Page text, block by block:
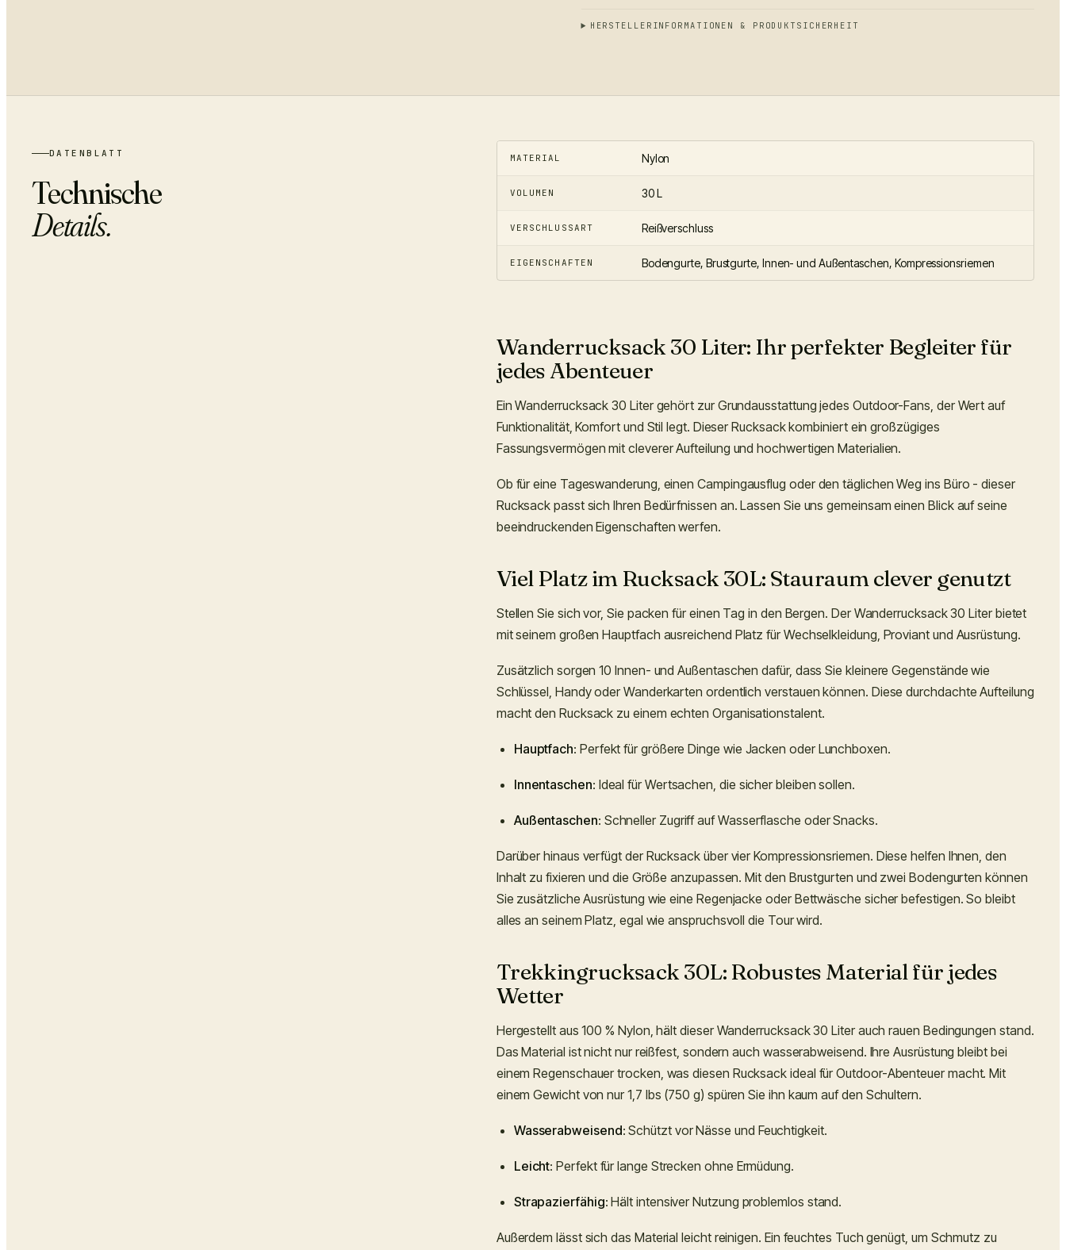
HERSTELLERINFORMATIONEN & PRODUKTSICHERHEIT
DATENBLATT
Technische
Details.
MATERIAL Nylon
VOLUMEN 30 L
VERSCHLUSSART Reißverschluss
EIGENSCHAFTEN Bodengurte, Brustgurte, Innen- und Außentaschen, Kompressionsriemen
Wanderrucksack 30 Liter: Ihr perfekter Begleiter für
jedes Abenteuer
Ein Wanderrucksack 30 Liter gehört zur Grundausstattung jedes Outdoor-Fans, der Wert auf
Funktionalität, Komfort und Stil legt. Dieser Rucksack kombiniert ein großzügiges
Fassungsvermögen mit cleverer Aufteilung und hochwertigen Materialien.
Ob für eine Tageswanderung, einen Campingausflug oder den täglichen Weg ins Büro - dieser
Rucksack passt sich Ihren Bedürfnissen an. Lassen Sie uns gemeinsam einen Blick auf seine
beeindruckenden Eigenschaften werfen.
Viel Platz im Rucksack 30L: Stauraum clever genutzt
Stellen Sie sich vor, Sie packen für einen Tag in den Bergen. Der Wanderrucksack 30 Liter bietet
mit seinem großen Hauptfach ausreichend Platz für Wechselkleidung, Proviant und Ausrüstung.
Zusätzlich sorgen 10 Innen- und Außentaschen dafür, dass Sie kleinere Gegenstände wie
Schlüssel, Handy oder Wanderkarten ordentlich verstauen können. Diese durchdachte Aufteilung
macht den Rucksack zu einem echten Organisationstalent.
Hauptfach: Perfekt für größere Dinge wie Jacken oder Lunchboxen.
Innentaschen: Ideal für Wertsachen, die sicher bleiben sollen.
Außentaschen: Schneller Zugriff auf Wasserflasche oder Snacks.
Darüber hinaus verfügt der Rucksack über vier Kompressionsriemen. Diese helfen Ihnen, den
Inhalt zu fixieren und die Größe anzupassen. Mit den Brustgurten und zwei Bodengurten können
Sie zusätzliche Ausrüstung wie eine Regenjacke oder Bettwäsche sicher befestigen. So bleibt
alles an seinem Platz, egal wie anspruchsvoll die Tour wird.
Trekkingrucksack 30L: Robustes Material für jedes
Wetter
Hergestellt aus 100 % Nylon, hält dieser Wanderrucksack 30 Liter auch rauen Bedingungen stand.
Das Material ist nicht nur reißfest, sondern auch wasserabweisend. Ihre Ausrüstung bleibt bei
einem Regenschauer trocken, was diesen Rucksack ideal für Outdoor-Abenteuer macht. Mit
einem Gewicht von nur 1,7 lbs (750 g) spüren Sie ihn kaum auf den Schultern.
Wasserabweisend: Schützt vor Nässe und Feuchtigkeit.
Leicht: Perfekt für lange Strecken ohne Ermüdung.
Strapazierfähig: Hält intensiver Nutzung problemlos stand.
Außerdem lässt sich das Material leicht reinigen. Ein feuchtes Tuch genügt, um Schmutz zu